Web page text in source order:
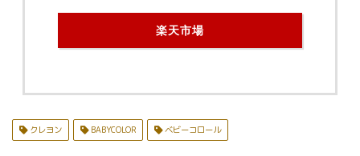
楽天市場
クレヨン BABYCOLOR ベビーコロール